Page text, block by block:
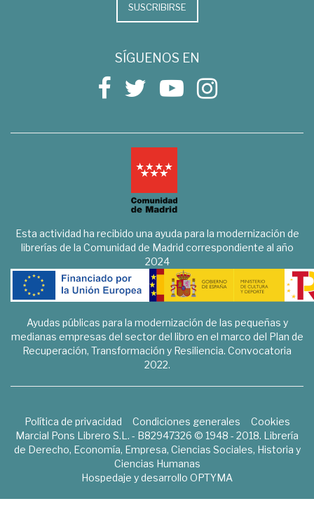
SUSCRIBIRSE
SÍGUENOS EN
Esta actividad ha recibido una ayuda para la modernización de
librerías de la Comunidad de Madrid correspondiente al año
2024
Ayudas públicas para la modernización de las pequeñas y
medianas empresas del sector del libro en el marco del Plan de
Recuperación, Transformación y Resiliencia. Convocatoria
2022.
Política de privacidad Condiciones generales
Cookies
Marcial Pons Librero S.L. - B82947326 © 1948 - 2018. Librería
de Derecho, Economía, Empresa, Ciencias Sociales, Historia y
Ciencias Humanas
Hospedaje y desarrollo OPTYMA